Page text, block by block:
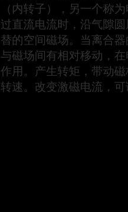
（内转子），另一个称
过直流电流时，沿气隙
替的空间磁场。当离合
与磁场间有相对移动，
作用。产生转矩，带动
转速。改变激磁电流，